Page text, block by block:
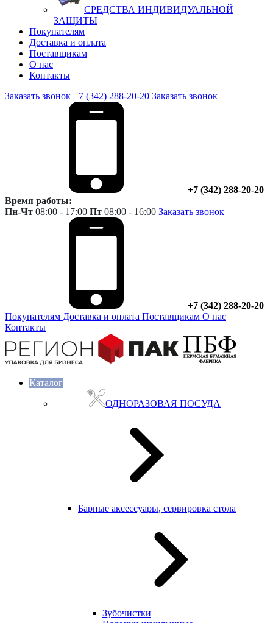
СРЕДСТВА ИНДИВИДУАЛЬНОЙ
ЗАЩИТЫ
Покупателям
Доставка и оплата
Поставщикам
О нас
Контакты
Заказать звонок +7 (342) 288-20-20 Заказать звонок
+7 (342) 288-20-20
Время работы:
Пн-Чт 08:00 - 17:00 Пт 08:00 - 16:00 Заказать звонок
+7 (342) 288-20-20
Покупателям Доставка и оплата Поставщикам О нас
Контакты
Каталог
ОДНОРАЗОВАЯ ПОСУДА
Барные аксессуары, сервировка стола
Зубочистки